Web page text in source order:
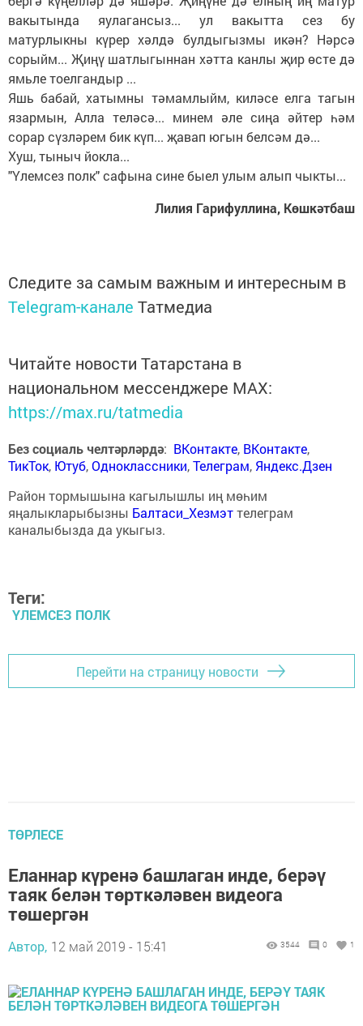
вакытында яулагансыз... ул вакытта сез бу
матурлыкны күрер хәлдә булдыгызмы икән? Нәрсә
сорыйм... Җиңү шатлыгыннан хәтта канлы җир өсте дә
ямьле тоелгандыр ...
Яшь бабай, хатымны тәмамлыйм, киләсе елга тагын
язармын, Алла теләсә... минем әле сиңа әйтер һәм
сорар сүзләрем бик күп... җавап югын белсәм дә...
Хуш, тыныч йокла...
"Үлемсез полк" сафына сине быел улым алып чыкты...
Лилия Гарифуллина, Көшкәтбаш
Следите за самым важным и интересным в
Telegram-канале Татмедиа
Читайте новости Татарстана в
национальном мессенджере MАХ:
https://max.ru/tatmedia
Без социаль челтәрләрдә: ВКонтакте, ВКонтакте,
ТикТок, Ютуб,Одноклассники,Телеграм, Яндекс.Дзен
Район тормышына кагылышлы иң мөһим
яңалыкларыбызны Балтаси_Хезмэттелеграм
каналыбызда да укыгыз.
Теги:
ҮЛЕМСЕЗ ПОЛК
Перейти на страницу новости
ТӨРЛЕСЕ
Еланнар күренә башлаган инде, берәү
таяк белән төрткәләвен видеога
төшергән
Автор, 12 май 2019 - 15:41 3544 0 1